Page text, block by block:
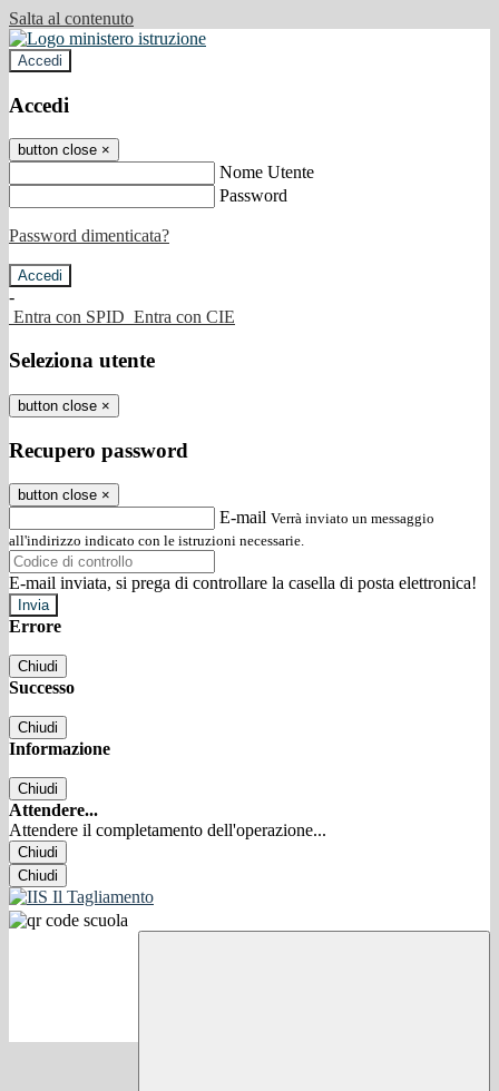
Salta al contenuto
Accedi
Accedi
button close ×
Nome Utente
Password
Password dimenticata?
-
Entra con SPID Entra con CIE
Seleziona utente
button close ×
Recupero password
button close ×
E-mail Verrà inviato un messaggio
all'indirizzo indicato con le istruzioni necessarie.
E-mail inviata, si prega di controllare la casella di posta elettronica!
Errore
Chiudi
Successo
Chiudi
Informazione
Chiudi
Attendere...
Attendere il completamento dell'operazione...
Chiudi
Chiudi